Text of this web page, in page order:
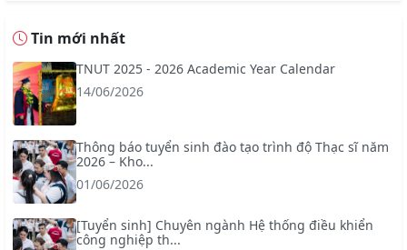
Tin mới nhất
TNUT 2025 - 2026 Academic Year Calendar
14/06/2026
Thông báo tuyển sinh đào tạo trình độ Thạc sĩ năm
2026 – Kho...
01/06/2026
[Tuyển sinh] Chuyên ngành Hệ thống điều khiển
công nghiệp th...